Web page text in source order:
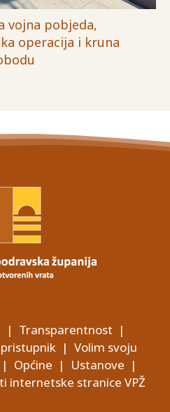
vojna pobjeda,
operacija i kruna
| Transparentnost |
| Volim svoju
| Općine | Ustanove |
internetske stranice VPŽ